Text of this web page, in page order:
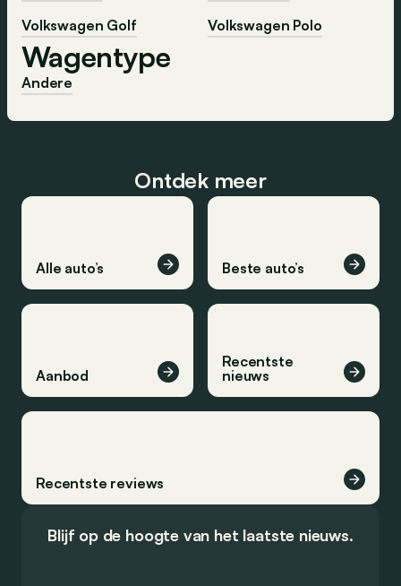
Volkswagen Golf
Volkswagen Polo
Wagentype
Andere
Ontdek meer
Alle auto’s Beste auto’s
Aanbod
Recentste
nieuws
Recentste reviews
Blijf op de hoogte van het laatste nieuws.